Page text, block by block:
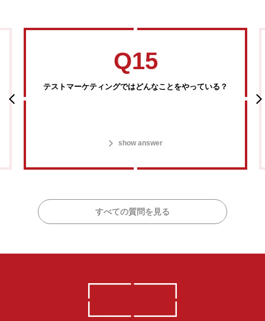
Q15
テストマーケティングではどんなことをやっている？
show answer
すべての質問を見る